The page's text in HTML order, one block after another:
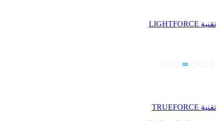
تقنية LIGHTFORCE
تقنية TRUEFORCE